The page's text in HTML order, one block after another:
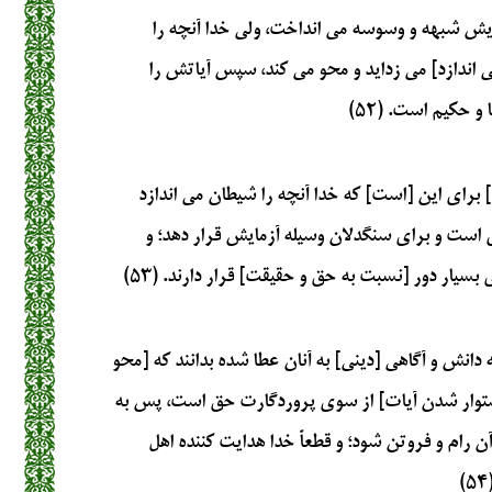
شبهه و وسوسه می انداخت، ولی خدا آنچه را
می زداید و محو می کند، سپس آیاتش را
و حکیم است. (۵۲)
برای این [است] که خدا آنچه را شیطان می اندازد
است و برای سنگدلان وسیله آزمایش قرار دهد؛ و
دور [نسبت به حق و حقیقت] قرار دارند. (۵۳)
و آگاهی [دینی] به آنان عطا شده بدانند که [محو
شدن آیات] از سوی پروردگارت حق است، پس به
رام و فروتن شود؛ و قطعاً خدا هدایت کننده اهل